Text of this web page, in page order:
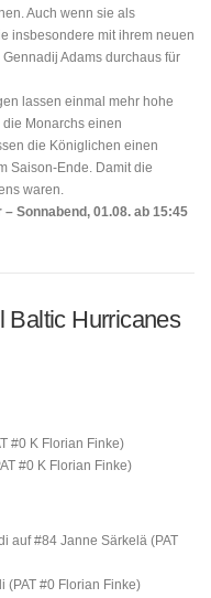
Auch wenn sie als
insbesondere mit ihrem neuen
Adams durchaus für
lassen einmal mehr hohe
Monarchs einen
die Königlichen einen
Saison-Ende. Damit die
waren.
Sonnabend, 01.08. ab 15:45
Baltic Hurricanes
#0 K Florian Finke)
#0 K Florian Finke)
auf #84 Janne Särkelä (PAT
(PAT #0 Florian Finke)